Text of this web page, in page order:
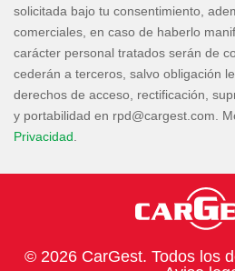
solicitada bajo tu consentimiento,
comerciales, en caso de haberlo
carácter personal tratados serán de
cederán a terceros, salvo obligación
derechos de acceso, rectificación,
y portabilidad en
.
Privacidad
© 2026 CarGest. Todos los